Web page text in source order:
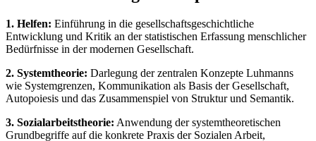
1. Helfen: Einführung in die gesellschaftsgeschichtliche
Entwicklung und Kritik an der statistischen Erfassung menschlicher
Bedürfnisse in der modernen Gesellschaft.
2. Systemtheorie: Darlegung der zentralen Konzepte Luhmanns
wie Systemgrenzen, Kommunikation als Basis der Gesellschaft,
Autopoiesis und das Zusammenspiel von Struktur und Semantik.
3. Sozialarbeitstheorie: Anwendung der systemtheoretischen
Grundbegriffe auf die konkrete Praxis der Sozialen Arbeit,